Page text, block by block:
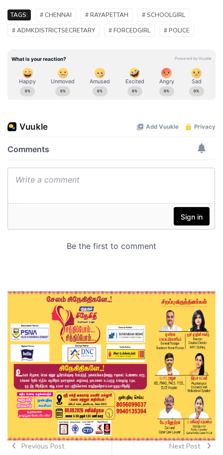
TAGS: # CHENNAI # RAYAPETTAH
# SCHOOLGIRL
# ADMKDISTRICTSECRETARY
# FORCEDGIRL # POLICE
Previous Post Next Post